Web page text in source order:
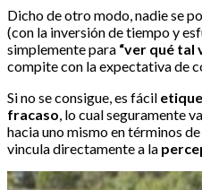
Dicho de otro modo, nadie se
(con la inversión de tiempo y
simplemente para “ver qué tal
compite con la expectativa de
Si no se consigue, es fácil
fracaso, lo cual seguramente
hacia uno mismo en términos de
vincula directamente a la